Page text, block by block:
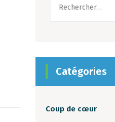
Catégories
Coup de cœur